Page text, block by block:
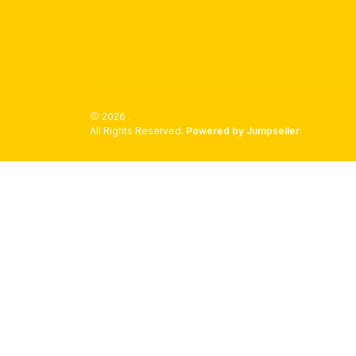
2026 .
All Rights Reserved. Powered by Jumpseller.